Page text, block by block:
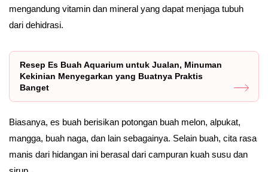
mengandung vitamin dan mineral yang dapat menjaga tubuh
dari dehidrasi.
Resep Es Buah Aquarium untuk Jualan, Minuman
Kekinian Menyegarkan yang Buatnya Praktis
Banget
Biasanya, es buah berisikan potongan buah melon, alpukat,
mangga, buah naga, dan lain sebagainya. Selain buah, cita rasa
manis dari hidangan ini berasal dari campuran kuah susu dan